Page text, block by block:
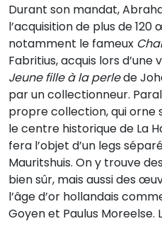
Durant son mandat,
l’acquisition de plus de
notamment le fameux
Fabritius, acquis lors d’une
Jeune fille à la perlede
par un collectionneur.
propre collection, qui orne
le centre historique de La
fera l’objet d’un legs
Mauritshuis. On y trouve
bien sûr, mais aussi des
l’âge d’or hollandais
Goyen et Paulus Moreelse.